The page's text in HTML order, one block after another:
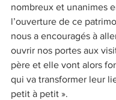
nombreux et unanimes
l’ouverture de ce
nous a encouragés à
ouvrir nos portes aux
père et elle vont alors
qui va transformer leur
petit à petit ».